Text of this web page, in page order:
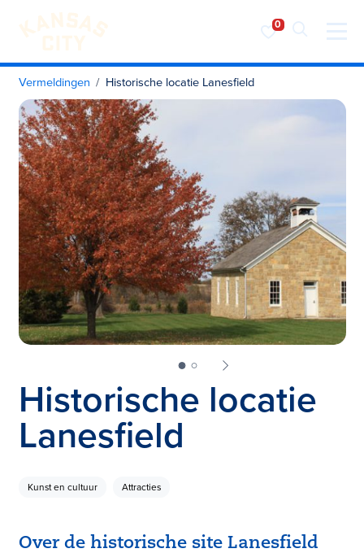
Bezoek KC
Ga naar inhoud
Vermeldingen Historische locatie Lanesfield
Historische locatie
Lanesfield
Kunst en cultuur Attracties
Over de historische site Lanesfield